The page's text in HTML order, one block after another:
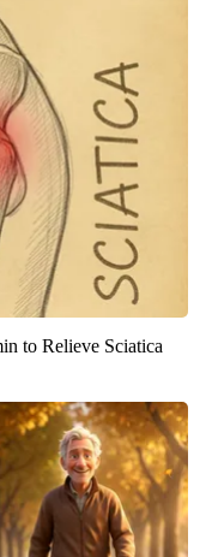
to Relieve Sciatica